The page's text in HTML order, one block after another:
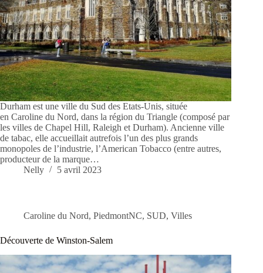
Durham est une ville du Sud des Etats-Unis, située
en Caroline du Nord, dans la région du Triangle (composé par
les villes de Chapel Hill, Raleigh et Durham). Ancienne ville
de tabac, elle accueillait autrefois l’un des plus grands
monopoles de l’industrie, l’American Tobacco (entre autres,
producteur de la marque…
Nelly
5 avril 2023
Caroline du Nord, PiedmontNC, SUD, Villes
Découverte de Winston-Salem